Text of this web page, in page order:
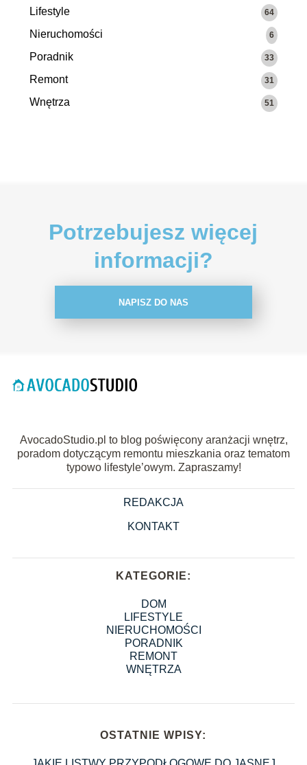
Lifestyle 64
Nieruchomości 6
Poradnik 33
Remont 31
Wnętrza 51
Potrzebujesz więcej
informacji?
NAPISZ DO NAS
AvocadoStudio.pl to blog poświęcony aranżacji wnętrz,
poradom dotyczącym remontu mieszkania oraz tematom
typowo lifestyle’owym. Zapraszamy!
REDAKCJA
KONTAKT
KATEGORIE:
DOM
LIFESTYLE
NIERUCHOMOŚCI
PORADNIK
REMONT
WNĘTRZA
OSTATNIE WPISY: